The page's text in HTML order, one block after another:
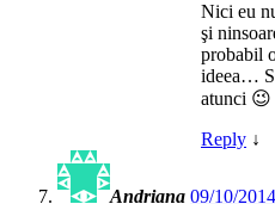
Nici eu
şi
probabil
ideea…
atunci 😉
Reply ↓
Andriana 09/10/